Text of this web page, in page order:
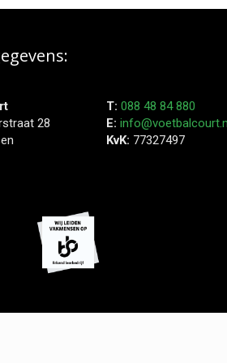
28
T: 088 48 84 880
E:
KvK: 77327497